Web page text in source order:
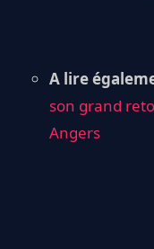
A lire
son grand
Angers